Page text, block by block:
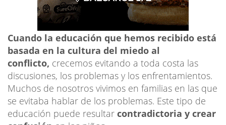
Cuando la educación que hemos recibido está
basada en la cultura del miedo al
conflicto, crecemos evitando a toda costa las
discusiones, los problemas y los enfrentamientos.
Muchos de nosotros vivimos en familias en las que
se evitaba hablar de los problemas. Este tipo de
educación puede resultar contradictoria y crear